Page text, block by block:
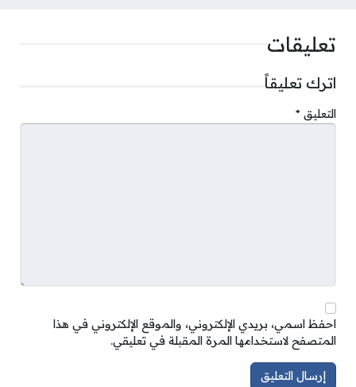
تعليقات
اترك تعليقاً
التعليق *
احفظ اسمي، بريدي الإلكتروني، والموقع الإلكتروني في هذا
المتصفح لاستخدامها المرة المقبلة في تعليقي.